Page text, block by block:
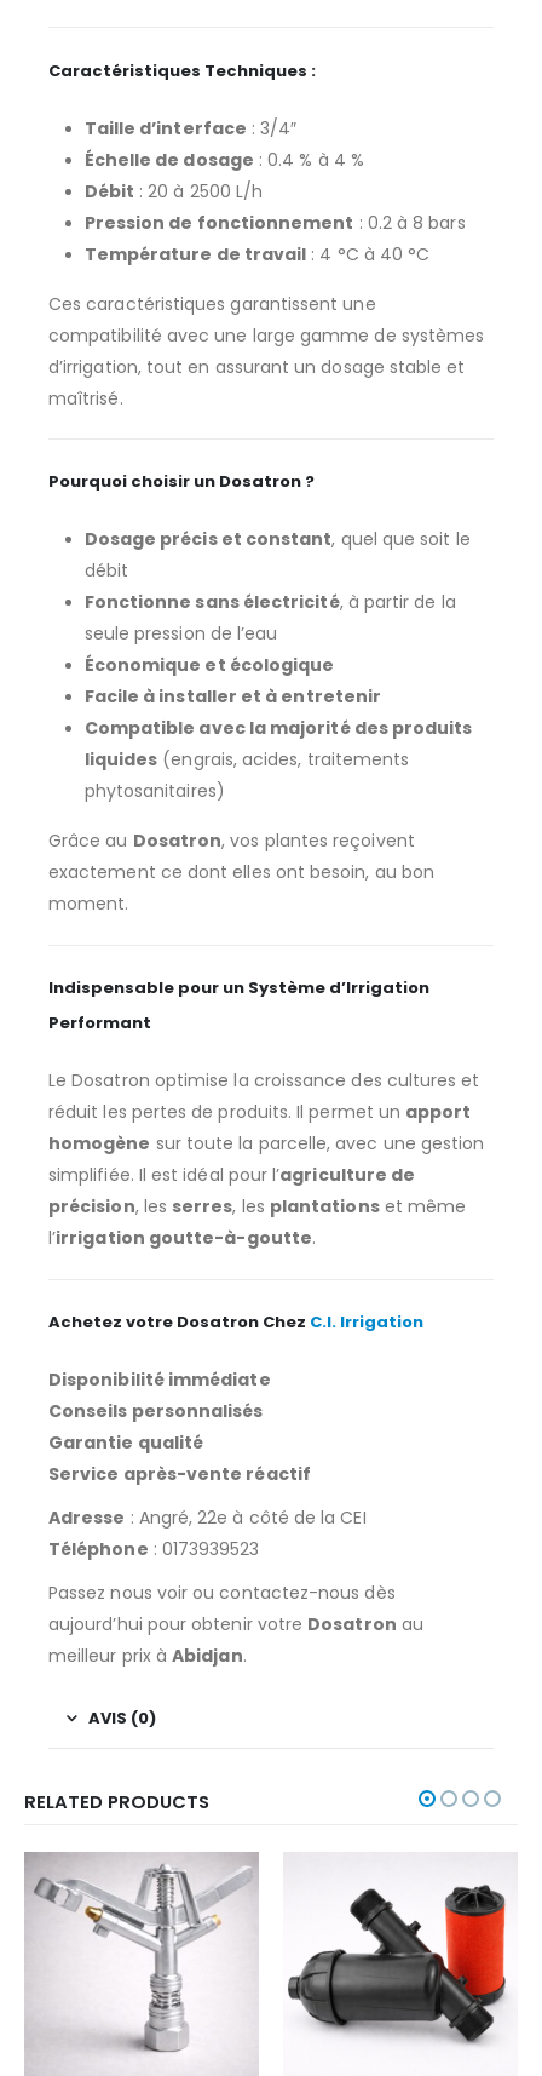
Caractéristiques Techniques :
Taille d’interface : 3/4″
Échelle de dosage : 0.4 % à 4 %
Débit : 20 à 2500 L/h
Pression de fonctionnement : 0.2 à 8 bars
Température de travail : 4 °C à 40 °C
Ces caractéristiques garantissent une
compatibilité avec une large gamme de systèmes
d’irrigation, tout en assurant un dosage stable et
maîtrisé.
Pourquoi choisir un Dosatron ?
Dosage précis et constant, quel que soit le
débit
Fonctionne sans électricité, à partir de la
seule pression de l’eau
Économique et écologique
Facile à installer et à entretenir
Compatible avec la majorité des produits
liquides (engrais, acides, traitements
phytosanitaires)
Grâce au Dosatron, vos plantes reçoivent
exactement ce dont elles ont besoin, au bon
moment.
Indispensable pour un Système d’Irrigation
Performant
Le Dosatron optimise la croissance des cultures et
réduit les pertes de produits. Il permet un apport
homogène sur toute la parcelle, avec une gestion
simplifiée. Il est idéal pour l’agriculture de
précision, les serres, les plantationset même
l’irrigation goutte-à-goutte.
Achetez votre Dosatron Chez C.I. Irrigation
Disponibilité immédiate
Conseils personnalisés
Garantie qualité
Service après-vente réactif
Adresse : Angré, 22e à côté de la CEI
Téléphone : 0173939523
Passez nous voir ou contactez-nous dès
aujourd’hui pour obtenir votre Dosatron au
meilleur prix àAbidjan.
AVIS (0)
RELATED PRODUCTS